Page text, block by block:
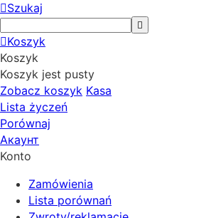
Szukaj
Koszyk
Koszyk
Koszyk jest pusty
Zobacz koszyk Kasa
Lista życzeń
Porównaj
Акаунт
Konto
Zamówienia
Lista porównań